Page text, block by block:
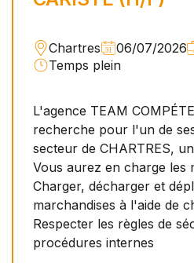
Chartres 06/07/2026
Temps plein
L'agence TEAM
recherche pour l'un de
secteur de CHARTRES,
Vous aurez en charge les
Charger, décharger et
marchandises à l'aide de
Respecter les règles de
procédures internes